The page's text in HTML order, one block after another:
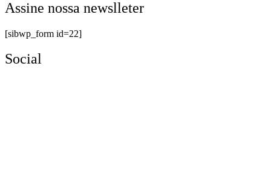
Assine nossa newslleter
[sibwp_form id=22]
Social